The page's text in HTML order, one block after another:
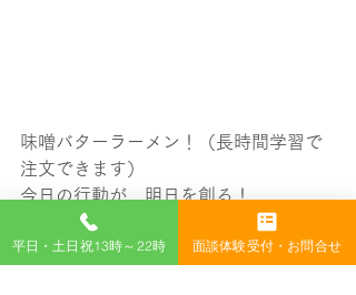
味噌バターラーメン！（長時間学習で
注文できます）
今日の行動が、明日を創る！
ホームページは、
進学塾 | 個別指導学院ヒーローズりん
平日・土日祝13時～22時 面談体験受付・お問合せ